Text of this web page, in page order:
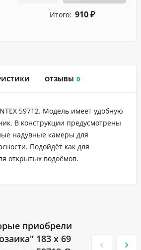
Итого: 910 ₽
ОТЗЫВЫ 0
59712. Модель имеет удобную
В конструкции предусмотрены
надувные камеры для
Подойдёт как для
открытых водоёмов.
приобрели
183 x 69